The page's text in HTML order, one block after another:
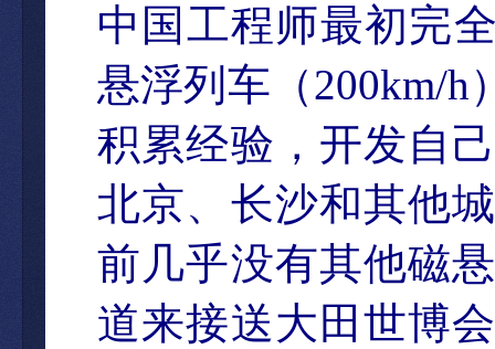
中国工程师最初完
悬浮列车（200km/h
积累经验，开发自
北京、长沙和其他
前几乎没有其他磁
道来接送大田世博